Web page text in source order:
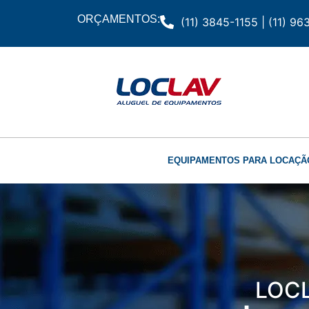
ORÇAMENTOS: (11) 3845-1155 | (11)
EQUIPAMENTOS PARA